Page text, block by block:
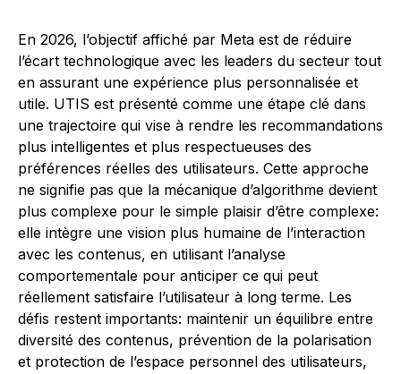
En 2026, l’objectif affiché par Meta est de réduire
l’écart technologique avec les leaders du secteur tout
en assurant une expérience plus personnalisée et
utile. UTIS est présenté comme une étape clé dans
une trajectoire qui vise à rendre les recommandations
plus intelligentes et plus respectueuses des
préférences réelles des utilisateurs. Cette approche
ne signifie pas que la mécanique d’algorithme devient
plus complexe pour le simple plaisir d’être complexe:
elle intègre une vision plus humaine de l’interaction
avec les contenus, en utilisant l’analyse
comportementale pour anticiper ce qui peut
réellement satisfaire l’utilisateur à long terme. Les
défis restent importants: maintenir un équilibre entre
diversité des contenus, prévention de la polarisation
et protection de l’espace personnel des utilisateurs,